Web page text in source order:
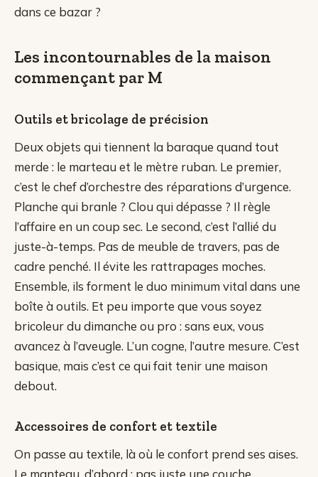
dans ce bazar ?
Les incontournables de la maison
commençant par M
Outils et bricolage de précision
Deux objets qui tiennent la baraque quand tout
merde : le marteau et le mètre ruban. Le premier,
c’est le chef d’orchestre des réparations d’urgence.
Planche qui branle ? Clou qui dépasse ? Il règle
l’affaire en un coup sec. Le second, c’est l’allié du
juste-à-temps. Pas de meuble de travers, pas de
cadre penché. Il évite les rattrapages moches.
Ensemble, ils forment le duo minimum vital dans une
boîte à outils. Et peu importe que vous soyez
bricoleur du dimanche ou pro : sans eux, vous
avancez à l’aveugle. L’un cogne, l’autre mesure. C’est
basique, mais c’est ce qui fait tenir une maison
debout.
Accessoires de confort et textile
On passe au textile, là où le confort prend ses aises.
Le manteau, d’abord : pas juste une couche